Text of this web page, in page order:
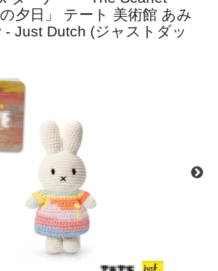
夕日」 テート 美術館 あみ
- Just Dutch (ジャストダッ